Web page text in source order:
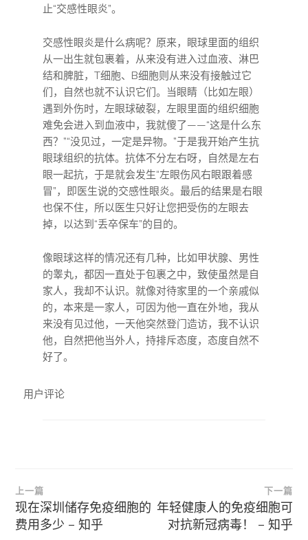
止“交感性眼炎”。
交感性眼炎是什么病呢？原来，眼球里面的组织
从一出生就包裹着，从来没有进入过血液、淋巴
结和脾脏，T细胞、B细胞则从来没有接触过它
们，自然也就不认识它们。当眼睛（比如左眼）
遇到外伤时，左眼球破裂，左眼里面的组织细胞
难免会进入到血液中，我就傻了——“这是什么东
西？”“没见过，一定是异物。”于是我开始产生抗
眼球组织的抗体。抗体不分左右呀，自然是左右
眼一起抗，于是就会发生“左眼伤风右眼跟着感
冒”，即医生说的交感性眼炎。最后的结果是右眼
也保不住，所以医生只好让您把受伤的左眼去
掉，以达到“丢卒保车”的目的。
像眼球这样的情况还有几种，比如甲状腺、男性
的睾丸，都因一直处于包裹之中，致使虽然是自
家人，我却不认识。就像对待家里的一个亲戚似
的，本来是一家人，可因为他一直在外地，我从
来没有见过他，一天他突然登门造访，我不认识
他，自然把他当外人，持排斥态度，态度自然不
好了。
用户评论
文
章
上一篇
现在深圳储存免疫细胞的
费用多少 – 知乎
下一篇
年轻健康人的免疫细胞可
对抗新冠病毒！ – 知乎